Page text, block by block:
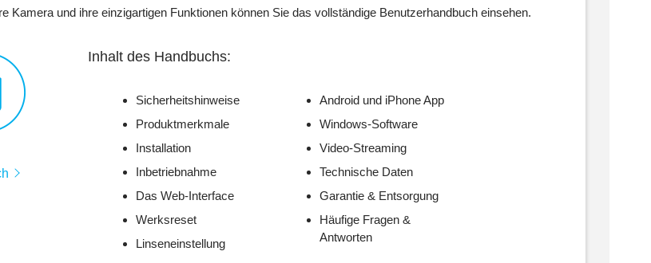
Kamera und ihre einzigartigen Funktionen können Sie das vollständige Benutzerhandbuch einsehen.
Inhalt des Handbuchs:
Sicherheitshinweise
Produktmerkmale
Installation
Inbetriebnahme
Das Web-Interface
Werksreset
Linseneinstellung
Android und iPhone App
Windows-Software
Video-Streaming
Technische Daten
Garantie & Entsorgung
Häufige Fragen &
Antworten